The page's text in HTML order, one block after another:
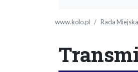
www.kolo.pl Rada Miejska